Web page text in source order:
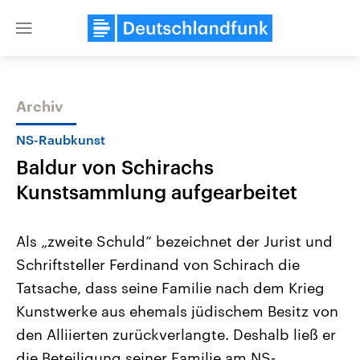
Close
Themen
Landtagswahl Sachsen-Anhalt
2026
Alle Informationen
Sachsen-Anhalt wählt am 6.
September 2026 einen neuen
Landtag. Seit 2021 wird das
Bundesland von einer Koalition aus
Aktuelle Beiträge,
Hintergründe
Wirtschaftlich und
gehören die Vereinigten
den mächtigsten Ländern
mit großem Einfluss auf
Archiv
NS-Raubkunst
Baldur von Schirachs
Kunstsammlung aufgearbeitet
Als „zweite Schuld“ bezeichnet der Jurist und
Schriftsteller Ferdinand von Schirach die
Tatsache, dass seine Familie nach dem Krieg
Kunstwerke aus ehemals jüdischem Besitz von
den Alliierten zurückverlangte. Deshalb ließ er